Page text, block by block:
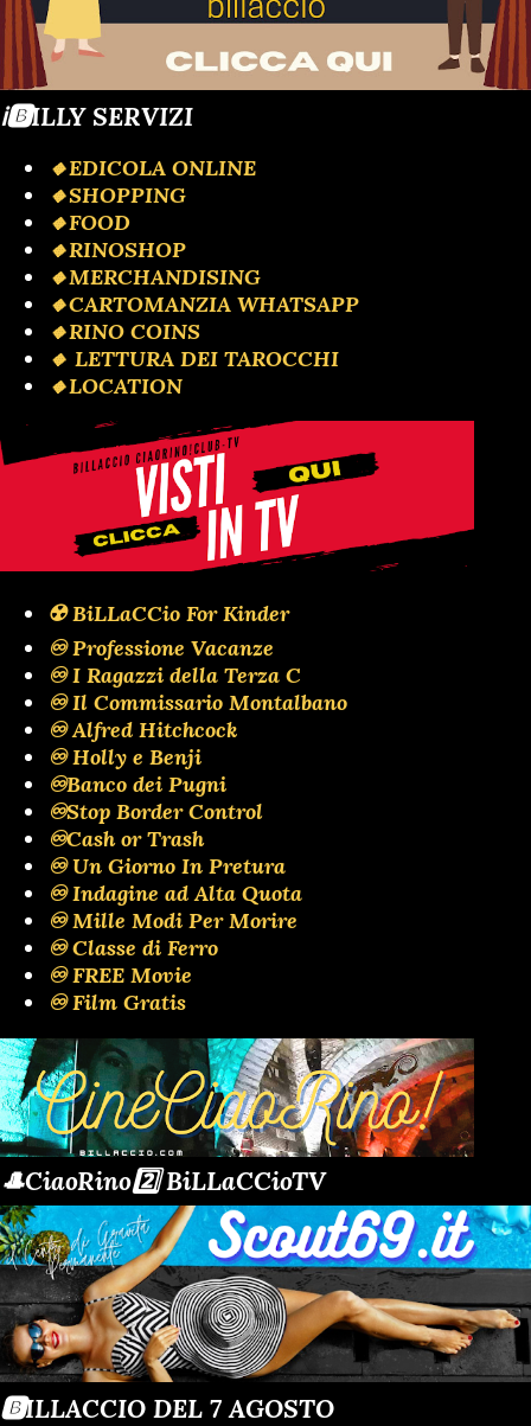
ℹ️🅱️ILLY SERVIZI
🔸EDICOLA ONLINE
🔸SHOPPING
🔸FOOD
🔸RINOSHOP
🔸MERCHANDISING
🔸️CARTOMANZIA WHATSAPP
🔸RINO COINS
🔸️ LETTURA DEI TAROCCHI
🔸LOCATION
☢️ BiLLaCCio For Kinder
♾️ Professione Vacanze
♾️ I Ragazzi della Terza C
♾️ Il Commissario Montalbano
♾️ Alfred Hitchcock
♾️ Holly e Benji
♾️Banco dei Pugni
♾️Stop Border Control
♾️Cash or Trash
♾️ Un Giorno In Pretura
♾️ Indagine ad Alta Quota
♾️ Mille Modi Per Morire
♾️ Classe di Ferro
♾️ FREE Movie
♾️ Film Gratis
🎩CiaoRino2️⃣ BiLLaCCioTV
🅱️ILLACCIO DEL 7 AGOSTO